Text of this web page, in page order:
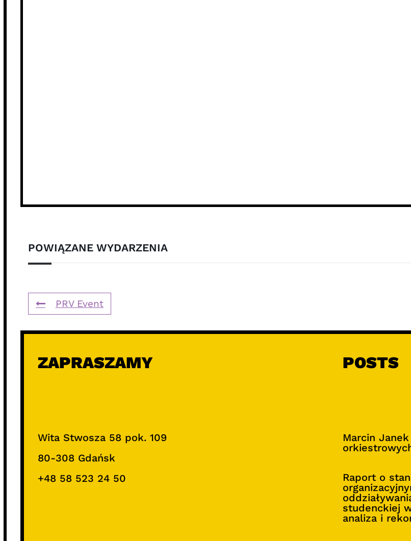
POWIĄZANE WYDARZENIA
PRV Event
ZAPRASZAMY
Wita Stwosza 58 pok. 109
80-308 Gdańsk
+48 58 523 24 50
POSTS
Marcin
Raport o
studenckiej
analiza i